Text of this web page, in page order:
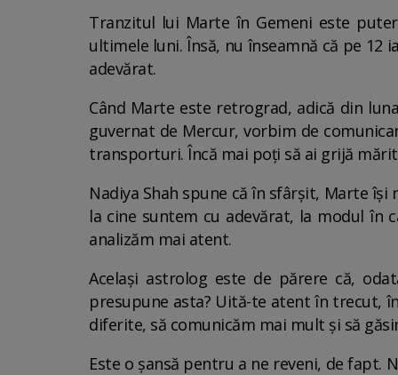
Tranzitul lui Marte în Gemeni este
ultimele luni. Însă, nu înseamnă că pe 12
adevărat.
Când Marte este retrograd, adică din
guvernat de Mercur, vorbim de
transporturi. Încă mai poți să ai grijă
Nadiya Shah spune că în sfârșit, Marte
la cine suntem cu adevărat, la modul în
analizăm mai atent.
Același astrolog este de părere că,
presupune asta? Uită-te atent în trecut,
diferite, să comunicăm mai mult și să
Este o șansă pentru a ne reveni, de